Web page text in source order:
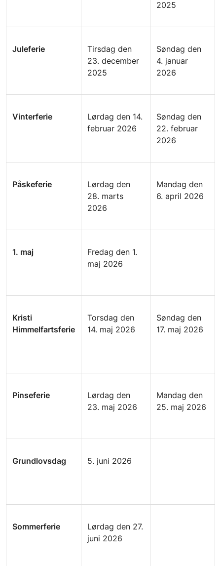
2025
Juleferie
Tirsdag den
23. december
2025
Søndag den
4. januar
2026
Vinterferie
Lørdag den 14.
februar 2026
Søndag den
22. februar
2026
Påskeferie
Lørdag den
28. marts
2026
Mandag den
6. april 2026
1. maj
Fredag den 1.
maj 2026
Kristi
Himmelfartsferie
Torsdag den
14. maj 2026
Søndag den
17. maj 2026
Pinseferie
Lørdag den
23. maj 2026
Mandag den
25. maj 2026
Grundlovsdag 5. juni 2026
Sommerferie
Lørdag den 27.
juni 2026